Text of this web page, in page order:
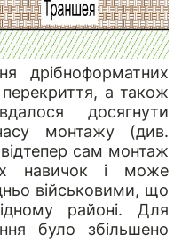
дрібноформатних
а також
досягнути
монтажу (див.
сам монтаж
навичок і може
військовими, що
районі. Для
було збільшено